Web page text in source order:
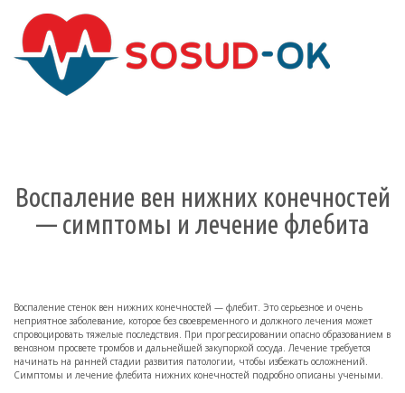
Воспаление вен нижних конечностей
— симптомы и лечение флебита
Воспаление стенок вен нижних конечностей — флебит. Это серьезное и очень
неприятное заболевание, которое без своевременного и должного лечения может
спровоцировать тяжелые последствия. При прогрессировании опасно образованием в
венозном просвете тромбов и дальнейшей закупоркой сосуда. Лечение требуется
начинать на ранней стадии развития патологии, чтобы избежать осложнений.
Симптомы и лечение флебита нижних конечностей подробно описаны учеными.